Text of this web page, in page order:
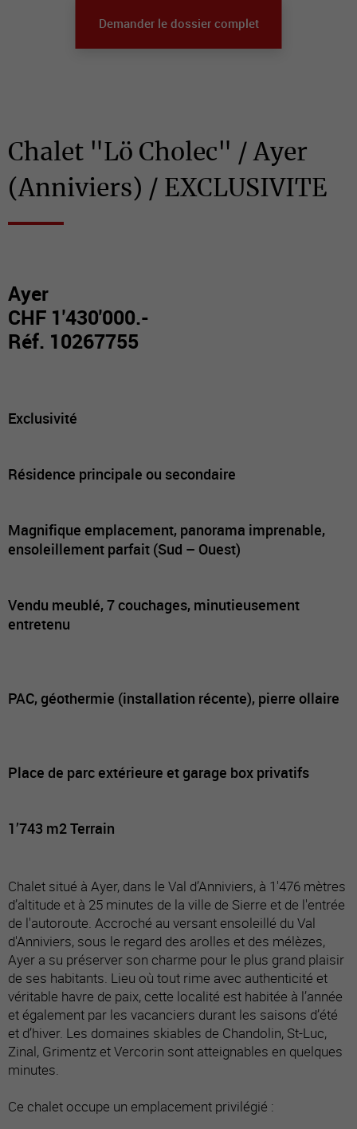
Chalet "Lö Cholec" / Ayer
(Anniviers) / EXCLUSIVITE
Ayer
CHF 1'430'000.-
Réf. 10267755
Exclusivité
Résidence principale ou secondaire
Magnifique emplacement, panorama imprenable,
ensoleillement parfait (Sud – Ouest)
Vendu meublé, 7 couchages, minutieusement
entretenu
PAC, géothermie (installation récente), pierre ollaire
Place de parc extérieure et garage box privatifs
1’743 m2 Terrain
Chalet situé à Ayer, dans le Val d’Anniviers, à 1'476 mètres
d’altitude et à 25 minutes de la ville de Sierre et de l'entrée
de l'autoroute. Accroché au versant ensoleillé du Val
d'Anniviers, sous le regard des arolles et des mélèzes,
Ayer a su préserver son charme pour le plus grand plaisir
de ses habitants. Lieu où tout rime avec authenticité et
véritable havre de paix, cette localité est habitée à l’année
et également par les vacanciers durant les saisons d’été
et d’hiver. Les domaines skiables de Chandolin, St-Luc,
Zinal, Grimentz et Vercorin sont atteignables en quelques
minutes.
Ce chalet occupe un emplacement privilégié :
Demander le dossier complet